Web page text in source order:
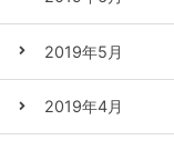
2019年5月
2019年4月